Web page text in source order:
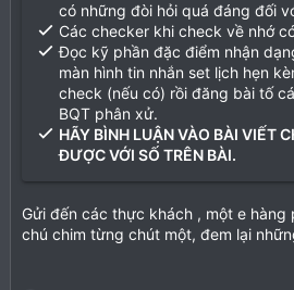
có những đòi hỏi quá đáng đối
Các checker khi check về nhớ
Đọc kỹ phần đặc điểm nhận
màn hình tin nhắn set lịch hẹn
check (nếu có) rồi đăng bài tố
BQT phân xử.
HÃY BÌNH LUẬN VÀO BÀI VIẾT
ĐƯỢC VỚI SỐ TRÊN BÀI.
Gửi đến các thực khách , một e
chú chim từng chút một, đem lại